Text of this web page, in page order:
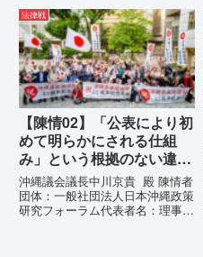
ます。私は、適正な意見陳述（弁
明）を行うにあたり、沖縄県行政
手続条例第28条で定められた...
法律戦
【陳情02】「公表により初
めて明らかにされる仕組
み」という根拠のない違法
運用の指摘と条例運用の停
止を求める陳情書
沖縄議会議長中川京貴 殿 陳情者
団体：一般社団法人日本沖縄政策
研究フォーラム代表者名：理事